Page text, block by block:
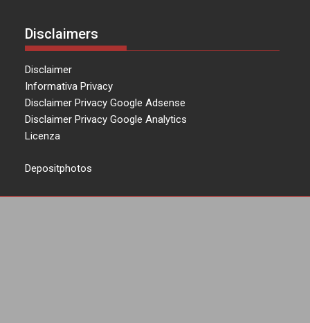
Disclaimers
Disclaimer
Informativa Privacy
Disclaimer Privacy Google Adsense
Disclaimer Privacy Google Analytics
Licenza
Depositphotos